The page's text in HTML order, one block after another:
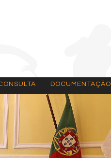
DOCUMENTAÇÃO